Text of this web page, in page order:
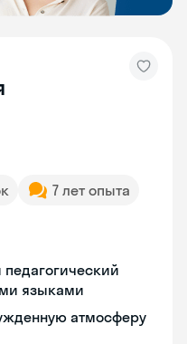
7 лет опыта
педагогический
языками
атмосферу